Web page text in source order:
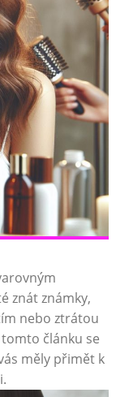
znát známky,
nebo ztrátou
tomto článku se
měly přimět k